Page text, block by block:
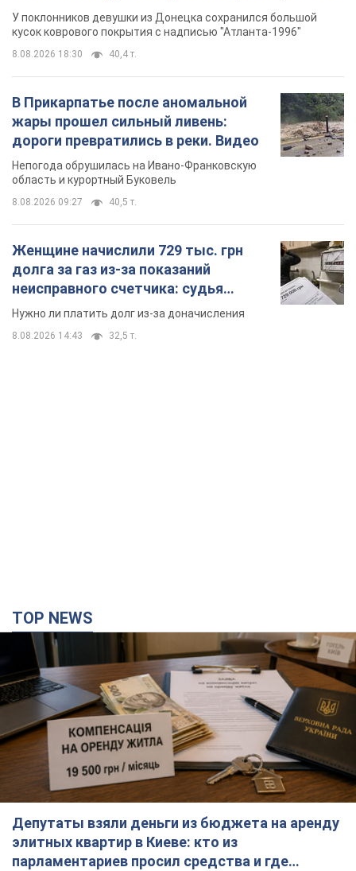
лет назад завоевала "золото" Олимпиады
У поклонников девушки из Донецка сохранился большой
кусок коврового покрытия с надписью "Атланта-1996"
8.08.2026 18:30 40,4 т.
В Прикарпатье после аномальной
жары прошел сильный ливень:
дороги превратились в реки. Видео
Непогода обрушилась на Ивано-Франковскую
область и курортный Буковель
8.08.2026 09:27 40,5 т.
Женщине начислили 729 тыс. грн
долга за газ из-за показаний
неисправного счетчика: судья
вынес неожиданное решение
Нужно ли платить долг из-за доначисления
8.08.2026 14:43 32,5 т.
TOP NEWS
Депутаты взяли деньги из бюджета на аренду
элитных квартир в Киеве: кто из
парламентариев просил средства и где